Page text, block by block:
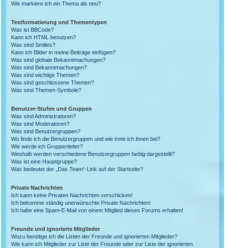
Wie markiere ich ein Thema als neu?
Textformatierung und Thementypen
Was ist BBCode?
Kann ich HTML benutzen?
Was sind Smilies?
Kann ich Bilder in meine Beiträge einfügen?
Was sind globale Bekanntmachungen?
Was sind Bekanntmachungen?
Was sind wichtige Themen?
Was sind geschlossene Themen?
Was sind Themen-Symbole?
Benutzer-Stufen und Gruppen
Was sind Administratoren?
Was sind Moderatoren?
Was sind Benutzergruppen?
Wo finde ich die Benutzergruppen und wie trete ich ihnen bei?
Wie werde ich Gruppenleiter?
Weshalb werden verschiedene Benutzergruppen farbig dargestellt?
Was ist eine Hauptgruppe?
Was bedeutet der „Das Team“-Link auf der Startseite?
Private Nachrichten
Ich kann keine Privaten Nachrichten verschicken!
Ich bekomme ständig unerwünschte Private Nachrichten!
Ich habe eine Spam-E-Mail von einem Mitglied dieses Forums erhalten!
Freunde und ignorierte Mitglieder
Wozu benötige ich die Listen der Freunde und ignorierten Mitglieder?
Wie kann ich Mitglieder zur Liste der Freunde oder zur Liste der ignorierten